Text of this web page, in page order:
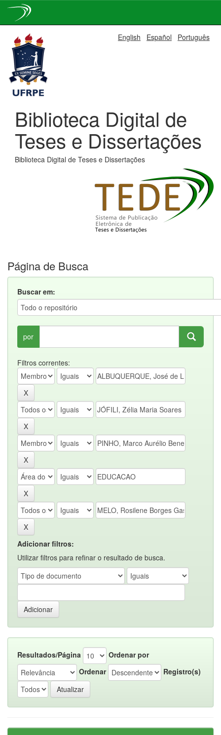
navigation
English Español Português
Biblioteca Digital de
Teses e Dissertações
Biblioteca Digital de Teses e Dissertações
Página de Busca
Buscar em:
por
Filtros correntes:
Adicionar filtros:
Utilizar filtros para refinar o resultado de busca.
Resultados/Página
Ordenar por
Ordenar
Registro(s)